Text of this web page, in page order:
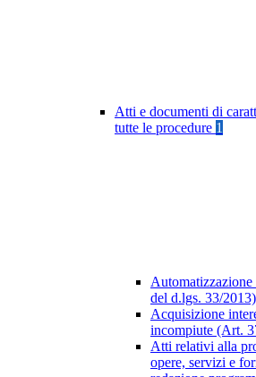
Atti e documenti di
tutte le procedure 1
del d.lgs. 33/2013)
Acquisizione
incompiute (Art.
Atti relativi alla
opere, servizi e